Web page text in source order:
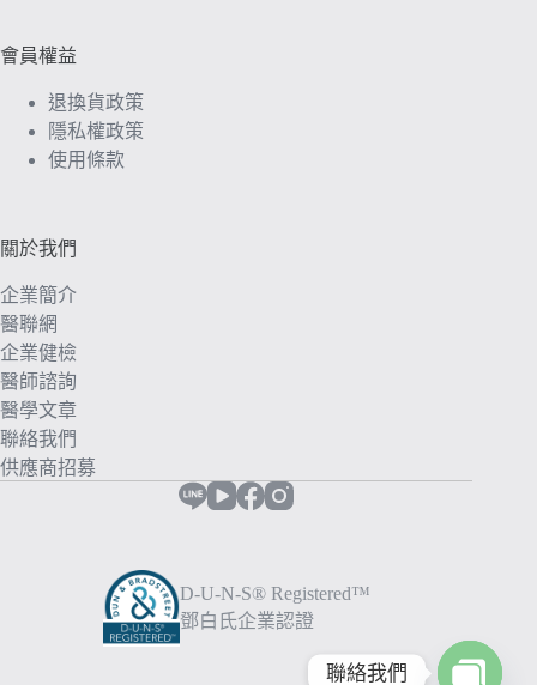
會員權益
退換貨政策
隱私權政策
使用條款
關於我們
企業簡介
醫聯網
企業健檢
醫師諮詢
醫學文章
聯絡我們
供應商招募
D-U-N-S® Registered™
鄧白氏企業認證
聯絡我們